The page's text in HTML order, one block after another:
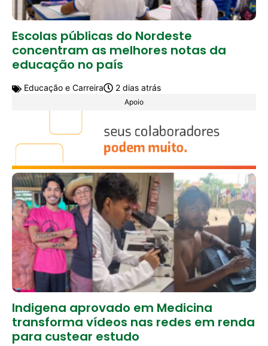
Escolas públicas do Nordeste
concentram as melhores notas da
educação no país
Educação e Carreira 2 dias atrás
Apoio
Indigena aprovado em Medicina
transforma vídeos nas redes em renda
para custear estudo